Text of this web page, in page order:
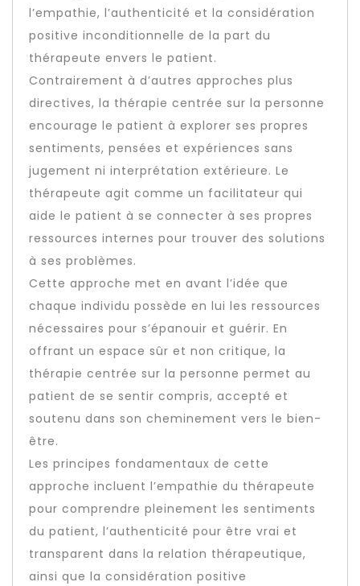
l’empathie, l’authenticité et la considération
positive inconditionnelle de la part du
thérapeute envers le patient.
Contrairement à d’autres approches plus
directives, la thérapie centrée sur la personne
encourage le patient à explorer ses propres
sentiments, pensées et expériences sans
jugement ni interprétation extérieure. Le
thérapeute agit comme un facilitateur qui
aide le patient à se connecter à ses propres
ressources internes pour trouver des solutions
à ses problèmes.
Cette approche met en avant l’idée que
chaque individu possède en lui les ressources
nécessaires pour s’épanouir et guérir. En
offrant un espace sûr et non critique, la
thérapie centrée sur la personne permet au
patient de se sentir compris, accepté et
soutenu dans son cheminement vers le bien-
être.
Les principes fondamentaux de cette
approche incluent l’empathie du thérapeute
pour comprendre pleinement les sentiments
du patient, l’authenticité pour être vrai et
transparent dans la relation thérapeutique,
ainsi que la considération positive